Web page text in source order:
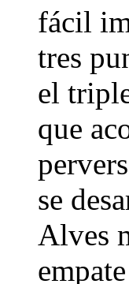
fácil
tres
el
que
se
Alves